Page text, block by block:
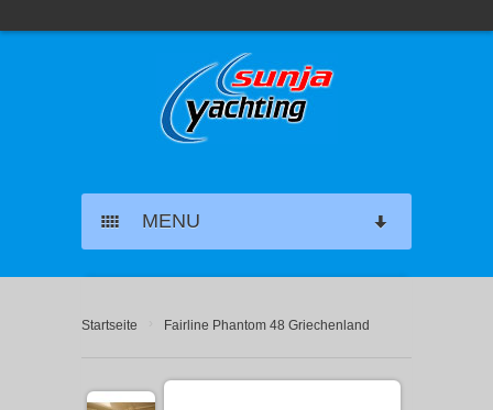
MENU
SEGELYACHT CHARTER
KATAMARAN CHARTER
MOTORYACHT CHARTER
Startseite Fairline Phantom 48 Griechenland